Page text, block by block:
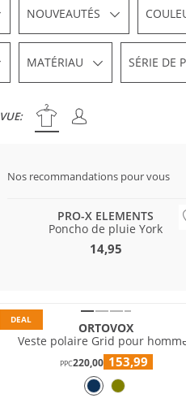
NOUVEAUTÉS
MATÉRIAU SÉRIE DE
VUE:
Nos recommandations pour vous
PRO-X ELEMENTS
Poncho de pluie York
14,95
DEAL
ORTOVOX
Veste polaire Grid pour
PPC220,00 153,99